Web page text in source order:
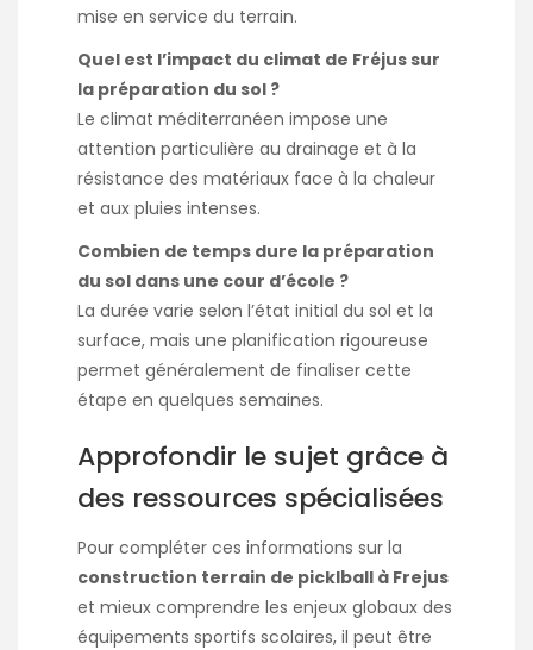
mise en service du terrain.
Quel est l’impact du climat de Fréjus sur
la préparation du sol ?
Le climat méditerranéen impose une
attention particulière au drainage et à la
résistance des matériaux face à la chaleur
et aux pluies intenses.
Combien de temps dure la préparation
du sol dans une cour d’école ?
La durée varie selon l’état initial du sol et la
surface, mais une planification rigoureuse
permet généralement de finaliser cette
étape en quelques semaines.
Approfondir le sujet grâce à
des ressources spécialisées
Pour compléter ces informations sur la
construction terrain de picklball à Frejus
et mieux comprendre les enjeux globaux des
équipements sportifs scolaires, il peut être